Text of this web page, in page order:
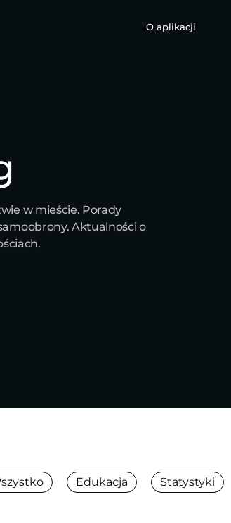
O aplikacji
w mieście. Porady
Aktualności o
Edukacja Statystyki